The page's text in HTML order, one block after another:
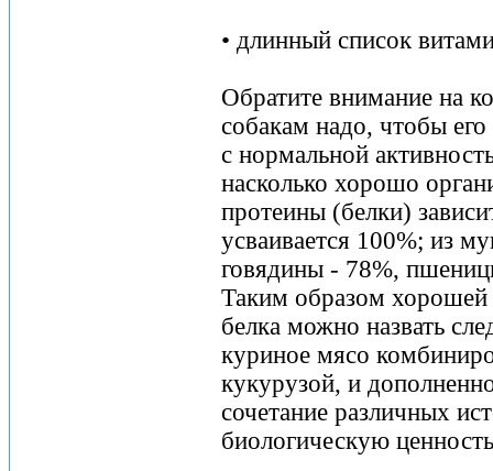
• длинный список
Обратите внимание на
собакам надо, чтобы
с нормальной
насколько хорошо
протеины (белки)
усваивается 100%; из
говядины - 78%,
Таким образом хорошей
белка можно назвать
куриное мясо
кукурузой, и
сочетание различных
биологическую